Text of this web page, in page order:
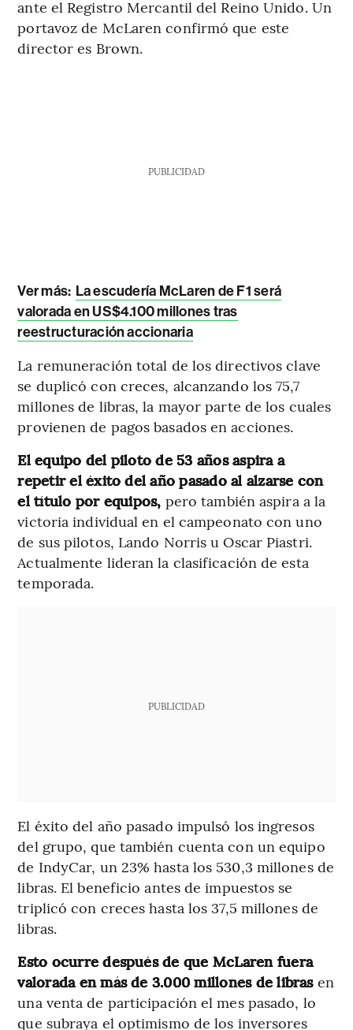
ante el Registro Mercantil del Reino Unido. Un
portavoz de McLaren confirmó que este
director es Brown.
PUBLICIDAD
Ver más: La escudería McLaren de F1 será
valorada en US$4.100 millones tras
reestructuración accionaria
La remuneración total de los directivos clave
se duplicó con creces, alcanzando los 75,7
millones de libras, la mayor parte de los cuales
provienen de pagos basados ​​en acciones.
El equipo del piloto de 53 años aspira a
repetir el éxito del año pasado al alzarse con
el título por equipos, pero también aspira a la
victoria individual en el campeonato con uno
de sus pilotos, Lando Norris u Oscar Piastri.
Actualmente lideran la clasificación de esta
temporada.
PUBLICIDAD
El éxito del año pasado impulsó los ingresos
del grupo, que también cuenta con un equipo
de IndyCar, un 23% hasta los 530,3 millones de
libras. El beneficio antes de impuestos se
triplicó con creces hasta los 37,5 millones de
libras.
Esto ocurre después de que McLaren fuera
valorada en más de 3.000 millones de librasen
una venta de participación el mes pasado, lo
que subraya el optimismo de los inversores